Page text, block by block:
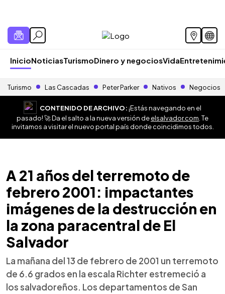
InicioNoticiasTurismoDinero y negociosVida
Turismo Las Cascadas Peter Parker Nativos Negocios
CONTENIDO DE ARCHIVO:¡Estás navegando en el
pasado! 🚀 Da el salto a la nueva versión deelsalvador.com . Te
invitamos a visitar el nuevo portal país donde coincidimos todos.
A 21 años del terremoto de
febrero 2001: impactantes
imágenes de la destrucción en
la zona paracentral de El
Salvador
La mañana del 13 de febrero de 2001 un terremoto
de 6.6 grados en la escala Richter estremeció a
los salvadoreños. Los departamentos de San